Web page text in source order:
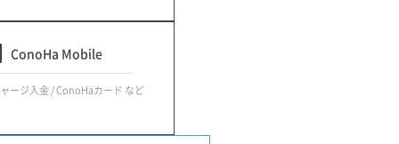
ConoHa Mobile
ージ入金 / ConoHaカード など